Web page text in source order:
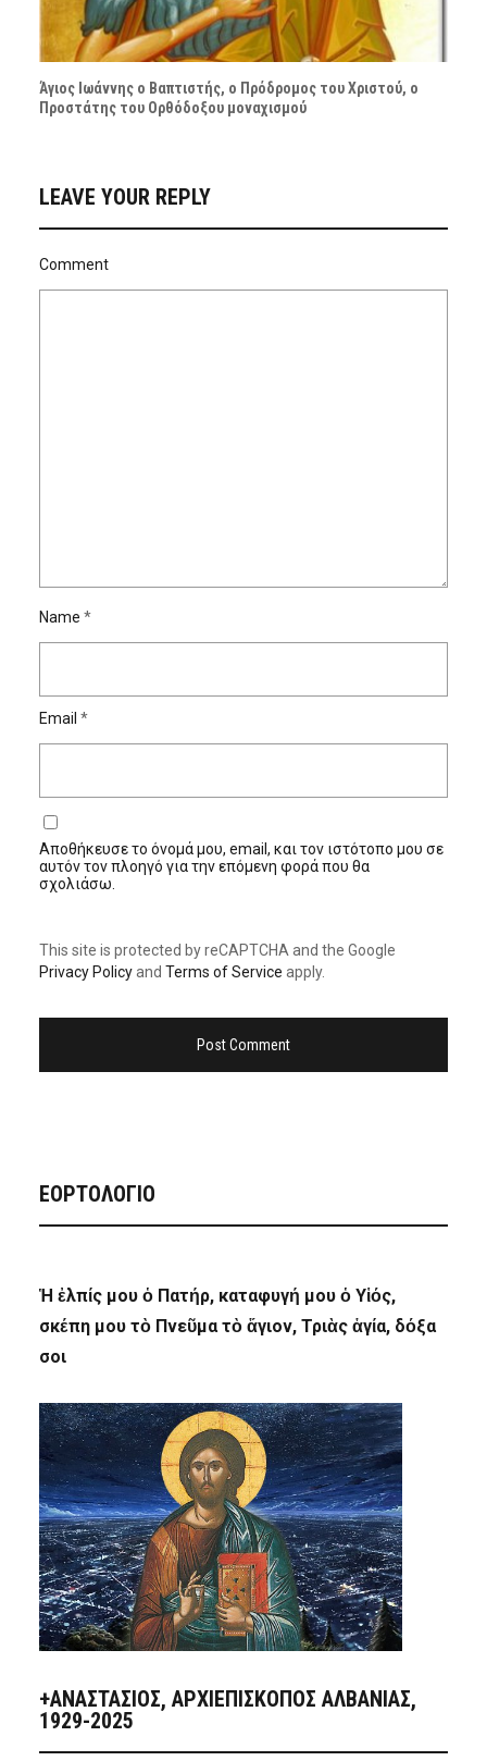
Άγιος Ιωάννης ο Βαπτιστής, ο Πρόδρομος του Χριστού, ο
Προστάτης του Ορθόδοξου μοναχισμού
LEAVE YOUR REPLY
Comment
Name *
Email *
Αποθήκευσε το όνομά μου, email, και τον ιστότοπο μου σε
αυτόν τον πλοηγό για την επόμενη φορά που θα
σχολιάσω.
This site is protected by reCAPTCHA and the Google
Privacy Policyand Terms of Service apply.
ΕΟΡΤΟΛΟΓΙΟ
Ἡ ἐλπίς μου ὁ Πατήρ, καταφυγή μου ὁ Υἱός,
σκέπη μου τὸ Πνεῦμα τὸ ἅγιον, Τριὰς ἁγία, δόξα
σοι
+ΑΝΑΣΤΆΣΙΟΣ, ΑΡΧΙΕΠΊΣΚΟΠΟΣ ΑΛΒΑΝΊΑΣ,
1929-2025